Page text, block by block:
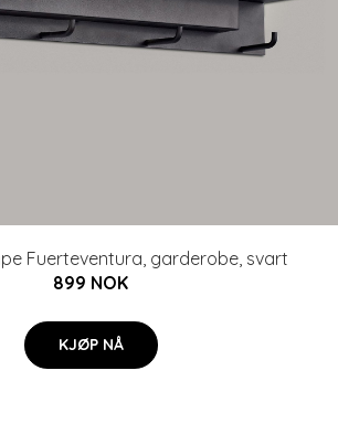
Fuerteventura, garderobe, svart
899 NOK
KJØP NÅ